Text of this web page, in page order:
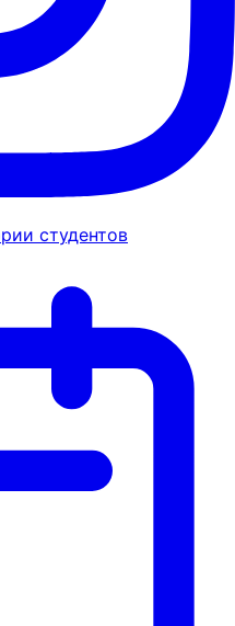
студентов